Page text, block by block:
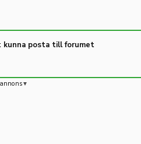
kunna posta till forumet
annons